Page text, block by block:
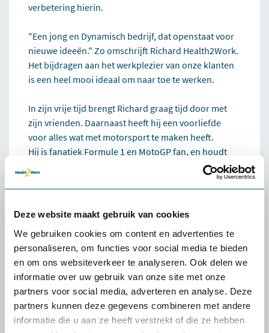
Deze website maakt gebruik van cookies
We gebruiken cookies om content en advertenties te
personaliseren, om functies voor social media te bieden
en om ons websiteverkeer te analyseren. Ook delen we
informatie over uw gebruik van onze site met onze
partners voor social media, adverteren en analyse. Deze
partners kunnen deze gegevens combineren met andere
informatie die u aan ze heeft verstrekt of die ze hebben
verbetering hierin.
"Een jong en Dynamisch bedrijf, dat openstaat voor
nieuwe ideeën." Zo omschrijft Richard Health2Work.
Het bijdragen aan het werkplezier van onze klanten
is een heel mooi ideaal om naar toe te werken.
In zijn vrije tijd brengt Richard graag tijd door met
zijn vrienden. Daarnaast heeft hij een voorliefde
voor alles wat met motorsport te maken heeft.
Hij is fanatiek Formule 1 en MotoGP fan, en houdt
ervan om autoshows te bezoeken. Ook is hij veel te
vinden op zijn motor. Zowel individueel, met
mooiste ritten.
Heb je een vraag aan Richard? Bel of mail hem, of
stuur hem een bericht via LinkedIn.
Neem contact op met Richard de Vries
088 240 00 64
Mail Richard